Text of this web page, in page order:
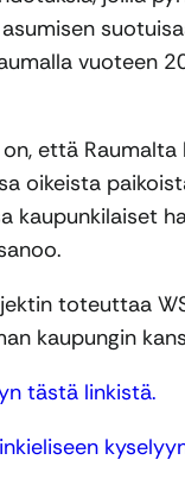
vuoteen
että
oikeista
kaupunkilaiset
toteuttaa
kaupungin
tästä linkistä.